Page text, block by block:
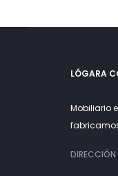
LÓGARA
Mobiliario
DIRECCIÓN